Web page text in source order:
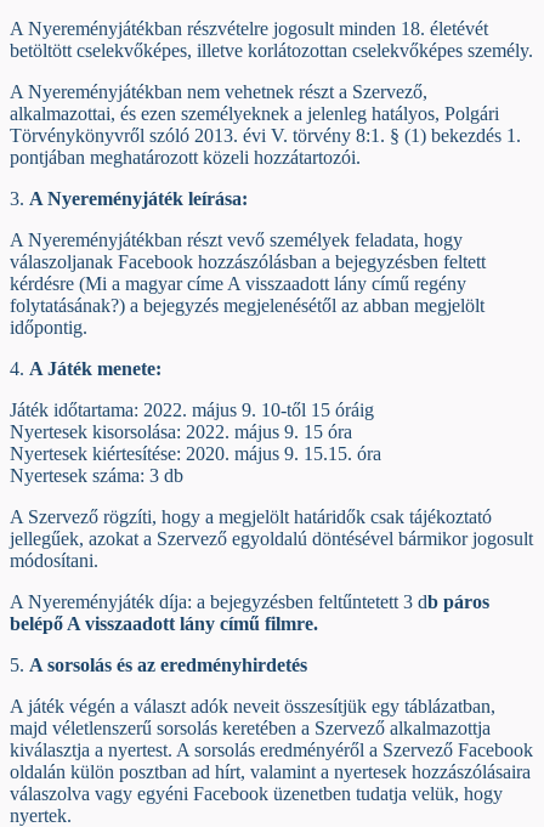
A Nyereményjátékban részvételre jogosult minden 18. életévét
betöltött cselekvőképes, illetve korlátozottan cselekvőképes személy.
A Nyereményjátékban nem vehetnek részt a Szervező,
alkalmazottai, és ezen személyeknek a jelenleg hatályos, Polgári
Törvénykönyvről szóló 2013. évi V. törvény 8:1. § (1) bekezdés 1.
pontjában meghatározott közeli hozzátartozói.
3. A Nyereményjáték leírása:
A Nyereményjátékban részt vevő személyek feladata, hogy
válaszoljanak Facebook hozzászólásban a bejegyzésben feltett
kérdésre (Mi a magyar címe A visszaadott lány című regény
folytatásának?) a bejegyzés megjelenésétől az abban megjelölt
időpontig.
4. A Játék menete:
Játék időtartama: 2022. május 9. 10-től 15 óráig
Nyertesek kisorsolása: 2022. május 9. 15 óra
Nyertesek kiértesítése: 2020. május 9. 15.15. óra
Nyertesek száma: 3 db
A Szervező rögzíti, hogy a megjelölt határidők csak tájékoztató
jellegűek, azokat a Szervező egyoldalú döntésével bármikor jogosult
módosítani.
A Nyereményjáték díja: a bejegyzésben feltűntetett 3 db páros
belépő A visszaadott lány című filmre.
5. A sorsolás és az eredményhirdetés
A játék végén a választ adók neveit összesítjük egy táblázatban,
majd véletlenszerű sorsolás keretében a Szervező alkalmazottja
kiválasztja a nyertest. A sorsolás eredményéről a Szervező Facebook
oldalán külön posztban ad hírt, valamint a nyertesek hozzászólásaira
válaszolva vagy egyéni Facebook üzenetben tudatja velük, hogy
nyertek.